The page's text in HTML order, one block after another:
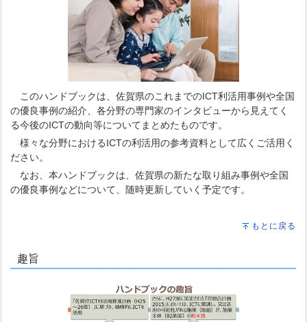
このハンドブックは、佐賀県のこれまでのICT利活用事例や全国
の優良事例の紹介、各分野の専門家のインタビューから見えてく
る今後のICTの動向等についてまとめたものです。
様々な分野におけるICTの利活用の参考資料として広くご活用く
ださい。
なお、本ハンドブックは、佐賀県の新たな取り組み事例や全国
の優良事例などについて、随時更新していく予定です。
もとに戻る
趣旨